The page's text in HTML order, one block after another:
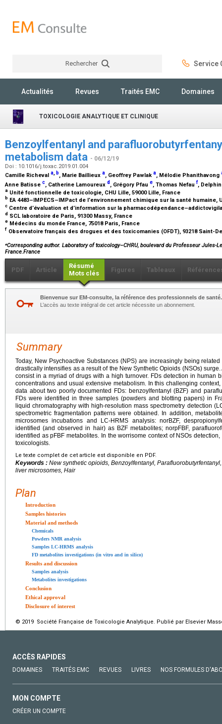
Rechercher Service
Actualités Revues Traités EMC Domaines
TOXICOLOGIE ANALYTIQUE ET CLINIQUE
Benzoylfentanyl and
metabolism data - 06/12/19
Doi : 10.1016/j.toxac.2019.01.004
Camille Richeval a b, Marie Baillieux a, Geoffrey Pawlaka, Mélodie Phanithavong
Anne Batisse c, Catherine Lamoureux d , Grégory Pfau e, Thomas Nefau f,
a Unité fonctionnelle de toxicologie, CHU Lille, 59000 Lille, France
b EA 4483–IMPECS–IMPact de l’environnement chimique sur la santé humaine,
c Centre d’évaluation et d’information sur la
d SCL laboratoire de Paris, 91300 Massy, France
e Médecins du monde France, 75018 Paris, France
f Observatoire français des drogues et des toxicomanies (OFDT), 93218 Saint-
⁎Corresponding author. Laboratory of toxicology–CHRU, boulevard du Professeur Jules-
France.France
PDF Article
Résumé
Mots clés
Figures Tableaux
Bienvenue sur EM-consulte, la référence des professionnels de santé.
L’accès au texte intégral de cet article nécessite un abonnement.
Summary
Today, New Psychoactive Substances (NPS) are increasingly being
drastically intensifies as a result of the New Synthetic Opioids (NSOs)
consist in a myriad of drugs with a high turnover. FDs detection in human
concentrations and usual extensive metabolism. In this challenging
data about two poorly documented FDs: benzoylfentanyl (BZF) and
FDs were identified in three samples (powders and blotting papers) in
liquid chromatography with high-resolution mass spectrometry detection
spectrometric fragmentation patterns were obtained. In addition,
microsomes incubations and LC-HRMS analysis: norBZF,
identified (and observed in hair) as BZF metabolites; norpFBF,
identified as pFBF metabolites. In the worrisome context of NSOs
toxicologists.
Le texte complet de cet article est disponible en PDF.
Keywords : New synthetic opioids, Benzoylfentanyl,
liver microsomes, Hair
Plan
Introduction
Samples histories
Material and methods
Chemicals
Powders NMR analysis
Samples LC-HRMS analysis
FD metabolites investigations (in vitro and in silico)
Results and discussion
Samples analysis
Metabolites investigations
Conclusion
Ethical approval
Disclosure of interest
© 2019 Société Française de Toxicologie Analytique. Publié par Elsevier
ACCÈS RAPIDES
DOMAINES TRAITÉS EMC REVUES LIVRES NOS FORMULES
MON COMPTE
CRÉER UN COMPTE